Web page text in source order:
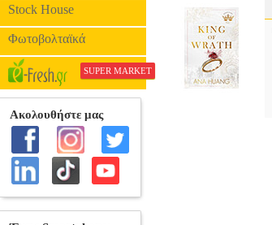
Stock House
Φωτοβολταϊκά
SUPER MARKET